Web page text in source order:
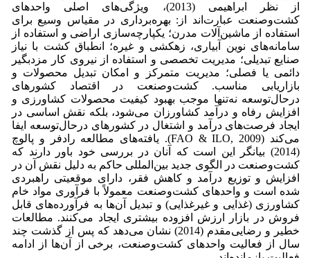
از نظر ابراهیمی (2013)، ویژگی‌های اصلی واحدهای
کشت‌وصنعت عبارت‌اند از: بهره‌برداری در مقیاس وسیع برای
استفاده از ماشین‌آلات مدرن؛ یکپارچه‌سازی اراضی و استفاده از
سامانه‌های نوین آبیاری، زهکشی و غیره؛ انطباق کشت با نیاز
صنایع تبدیلی؛ مدیریت تخصصی و استفاده از نیروی کار مزدبگیر
دائمی یا فصلی؛ مدیریت متمرکز و امکان تبدیل محصولات و
بازاریابی مناسب. کشت‌وصنعت در اقتصاد کشورهای
درحال‌توسعه نه‌تنها موجب بهبود کیفیت محصولات کشاورزی و
افزایش رفاه و درآمد کشاورزان می‌شود، بلکه نقش اساسی در
ایجاد فرصت‌های درآمد و اشتغال در کشورهای درحال‌توسعه ایفا
می‌کند (FAO & ILO, 2009). یافته‌های مطالعه رادفر و پالوچ
(2014) بیانگر این است که آنان در بررسی خود باور دارند که
کشت‌وصنعت در الگوی جدید بین‌المللی حاکم به دلیل نقش آن در
افزایش و توزیع درآمد و کاهش فقر، دارای موقعیتی راهبردی
شده است و واحدهای کشت‌وصنعت‌ معمولاً با فرآوری مواد خام
کشاورزی (غذایی و غیرغذایی) و تبدیل آن‌ها به فرآورده‌های قابل
فروش در بازار ارزش افزوده بیشتری ایجاد می‌کنند. مطالعات
خطیر و رضایی‌مقدم (2014) نشان می‌دهد که پس از گذشت چند
سال از فعالیت واحدهای کشت‌وصنعت، برخی از آن‌ها از ادامه